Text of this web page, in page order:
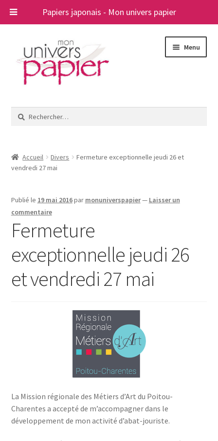
Papiers japonais - Mon univers papier
navigation
contenu
Menu
le
A propos
Rechercher :
Accueil Divers
Fermeture exceptionnelle jeudi 26 et
vendredi 27 mai
Publié le 19 mai 2016par monuniverspapier— Laisser un
commentaire
Fermeture
exceptionnelle jeudi 26
et vendredi 27 mai
La Mission régionale des Métiers d’Art du Poitou-
Charentes a accepté de m’accompagner dans le
développement de mon activité d’abat-jouriste.